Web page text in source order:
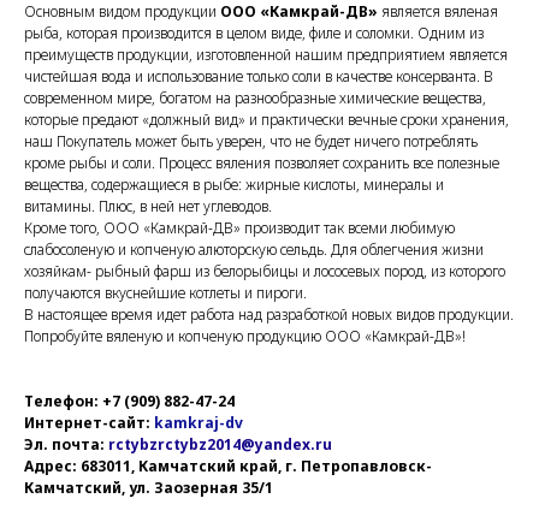
Основным видом продукции ООО «Камкрай-ДВ» является вяленая
рыба, которая производится в целом виде, филе и соломки. Одним из
преимуществ продукции, изготовленной нашим предприятием является
чистейшая вода и использование только соли в качестве консерванта. В
современном мире, богатом на разнообразные химические вещества,
которые предают «должный вид» и практически вечные сроки хранения,
наш Покупатель может быть уверен, что не будет ничего потреблять
кроме рыбы и соли. Процесс вяления позволяет сохранить все полезные
вещества, содержащиеся в рыбе: жирные кислоты, минералы и
витамины. Плюс, в ней нет углеводов.
Кроме того, ООО «Камкрай-ДВ» производит так всеми любимую
слабосоленую и копченую алюторскую сельдь. Для облегчения жизни
хозяйкам- рыбный фарш из белорыбицы и лососевых пород, из которого
получаются вкуснейшие котлеты и пироги.
В настоящее время идет работа над разработкой новых видов продукции.
Попробуйте вяленую и копченую продукцию ООО «Камкрай-ДВ»!
Телефон: +7 (909) 882-47-24
Интернет-сайт: kamkraj-dv
Эл. почта: rctybzrctybz2014@yandex.ru
Адрес: 683011, Камчатский край, г. Петропавловск-
Камчатский, ул. Заозерная 35/1